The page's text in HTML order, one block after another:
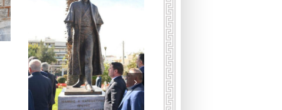
Умерла принцесса
Греческая и Датская Ирина
16 января, 2026